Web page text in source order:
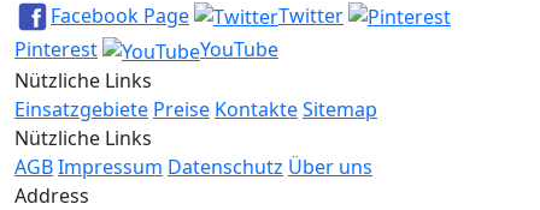
Facebook Page
Twitter
Pinterest
YouTube
Nützliche Links
Einsatzgebiete Preise KontakteSitemap
Nützliche Links
AGBImpressum Datenschutz Über uns
Address